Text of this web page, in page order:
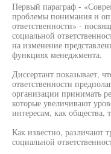
Первый параграф -
проблемы понимания и
ответственности» -
социальной
на изменение
функциях менеджмента.
Диссертант показывает,
ответственности
организации принимать
которые увеличивают
интересам, как общества,
Как известно, различают
социальной